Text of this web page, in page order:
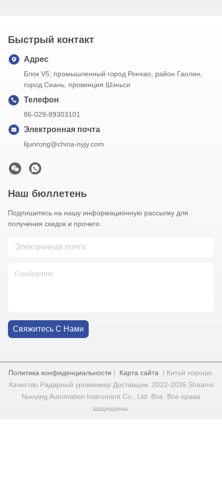
Быстрый контакт
Адрес
Блок V5, промышленный город Ронхао, район Гаолин,
город Сиань, провинция Шэньси
Телефон
86-029-89303101
Электронная почта
lijunrong@china-nyjy.com
Наш бюллетень
Подпишитесь на нашу информационную рассылку для
получения скидок и прочего.
Свяжитесь С Нами
Политика конфиденциальности | Карта сайта | Китай хорошо.
Качество Радарный уровнемер Доставщик. 2022-2026 Shaanxi
Nuoying Automation Instrument Co., Ltd. Все. Все права
защищены.